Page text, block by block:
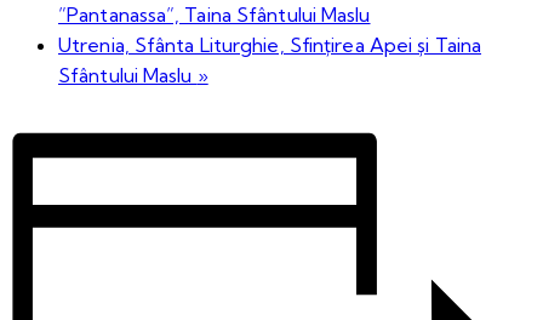
”Pantanassa”, Taina Sfântului Maslu
Utrenia, Sfânta Liturghie, Sfințirea Apei și Taina
Sfântului Maslu »